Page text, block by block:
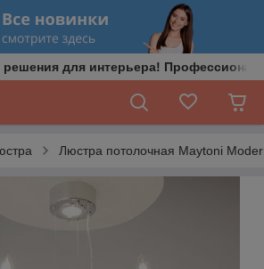
решения для интерьера!
Люстра потолочная Maytoni